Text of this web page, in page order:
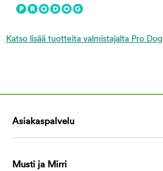
Katso lisää tuotteita valmistajalta Pro Dog
Asiakaspalvelu
Musti ja Mirri